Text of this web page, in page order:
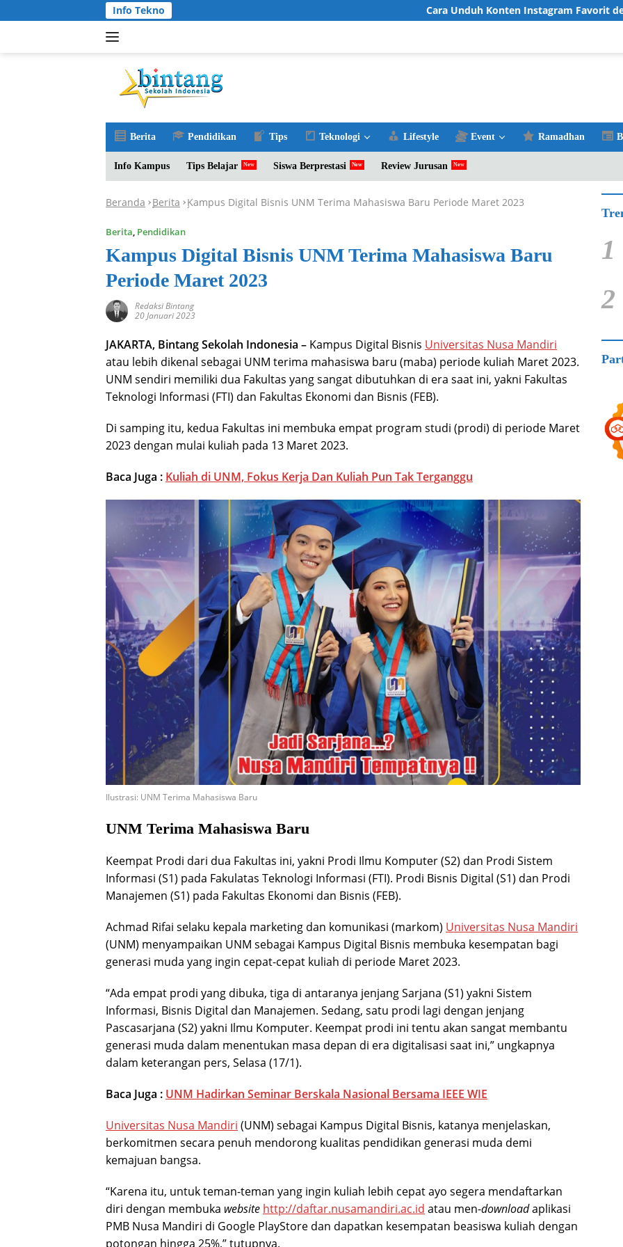
ke
Info Tekno Cara Unduh Konten Instagram Favorit dengan
Berita Pendidikan Tips Teknologi Lifestyle Event Ramadhan
Info Kampus Tips Belajar Siswa Berprestasi Review Jurusan
Beranda -Berita -Kampus Digital Bisnis UNM Terima Mahasiswa Baru Periode Maret 2023
Berita, Pendidikan
Kampus Digital Bisnis UNM Terima Mahasiswa Baru
Periode Maret 2023
Redaksi Bintang
20 Januari 2023
JAKARTA, Bintang Sekolah Indonesia – Kampus Digital Bisnis Universitas Nusa Mandiri
atau lebih dikenal sebagai UNM terima mahasiswa baru (maba) periode kuliah Maret 2023.
UNM sendiri memiliki dua Fakultas yang sangat dibutuhkan di era saat ini, yakni Fakultas
Teknologi Informasi (FTI) dan Fakultas Ekonomi dan Bisnis (FEB).
Di samping itu, kedua Fakultas ini membuka empat program studi (prodi) di periode Maret
2023 dengan mulai kuliah pada 13 Maret 2023.
Baca Juga : Kuliah di UNM, Fokus Kerja Dan Kuliah Pun Tak Terganggu
Ilustrasi: UNM Terima Mahasiswa Baru
UNM Terima Mahasiswa Baru
Keempat Prodi dari dua Fakultas ini, yakni Prodi Ilmu Komputer (S2) dan Prodi Sistem
Informasi (S1) pada Fakulatas Teknologi Informasi (FTI). Prodi Bisnis Digital (S1) dan Prodi
Manajemen (S1) pada Fakultas Ekonomi dan Bisnis (FEB).
Achmad Rifai selaku kepala marketing dan komunikasi (markom) Universitas Nusa Mandiri
(UNM) menyampaikan UNM sebagai Kampus Digital Bisnis membuka kesempatan bagi
generasi muda yang ingin cepat-cepat kuliah di periode Maret 2023.
“Ada empat prodi yang dibuka, tiga di antaranya jenjang Sarjana (S1) yakni Sistem
Informasi, Bisnis Digital dan Manajemen. Sedang, satu prodi lagi dengan jenjang
Pascasarjana (S2) yakni Ilmu Komputer. Keempat prodi ini tentu akan sangat membantu
generasi muda dalam menentukan masa depan di era digitalisasi saat ini,” ungkapnya
dalam keterangan pers, Selasa (17/1).
Baca Juga : UNM Hadirkan Seminar Berskala Nasional Bersama IEEE WIE
Universitas Nusa Mandiri (UNM) sebagai Kampus Digital Bisnis, katanya menjelaskan,
berkomitmen secara penuh mendorong kualitas pendidikan generasi muda demi
kemajuan bangsa.
“Karena itu, untuk teman-teman yang ingin kuliah lebih cepat ayo segera mendaftarkan
diri dengan membuka website http://daftar.nusamandiri.ac.id atau men-downloadaplikasi
PMB Nusa Mandiri di Google PlayStore dan dapatkan kesempatan beasiswa kuliah dengan
potongan hingga 25%,” tutupnya.
1
2